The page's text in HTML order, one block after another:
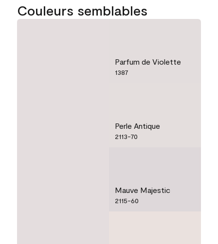
Couleurs semblables
Parfum de Violette
1387
Perle Antique
2113-70
Mauve Majestic
2115-60